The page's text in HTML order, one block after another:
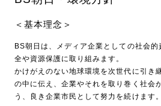
＜基本理念＞
BS朝日は、メディア企業としての社会
全や資源保護に取り組みます。
かけがえのない地球環境を次世代に引き
の中に伝え、企業やそれを取り巻く社会
う、良き企業市民として努力を続けます。